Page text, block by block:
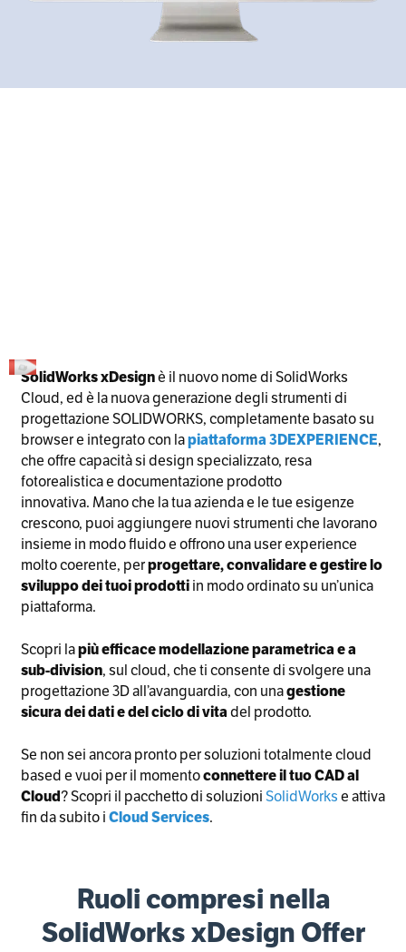
SolidWorks xDesignè il nuovo nome di SolidWorks
Cloud, ed è la nuova generazione degli strumenti di
progettazione SOLIDWORKS, completamente basato su
browser e integrato con lapiattaforma 3DEXPERIENCE,
che offre capacità si design specializzato, resa
fotorealistica e documentazione prodotto
innovativa. Mano che la tua azienda e le tue esigenze
crescono, puoi aggiungere nuovi strumenti che lavorano
insieme in modo fluido e offrono una user experience
molto coerente, perprogettare, convalidare e gestire lo
sviluppo dei tuoi prodottiin modo ordinato su un’unica
piattaforma.
Scopri lapiù efficace modellazione parametrica e a
sub-division, sul cloud, che ti consente di svolgere una
progettazione 3D all’avanguardia, con unagestione
sicura dei dati e del ciclo di vitadel prodotto.
Se non sei ancora pronto per soluzioni totalmente cloud
based e vuoi per il momentoconnettere il tuo CAD al
Cloud? Scopri il pacchetto di soluzioniSolidWorkse attiva
fin da subito iCloud Services.
Ruoli compresi nella
SolidWorks xDesign Offer